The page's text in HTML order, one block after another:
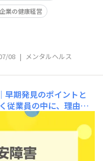
企業の健康経営
08 | メンタルヘルス
早期発見のポイントと
従業員の中に、理由も
発表を極度に怖がった
働く世代に多い精神的
症状が悪化し、休職や
本記事では不安障害の